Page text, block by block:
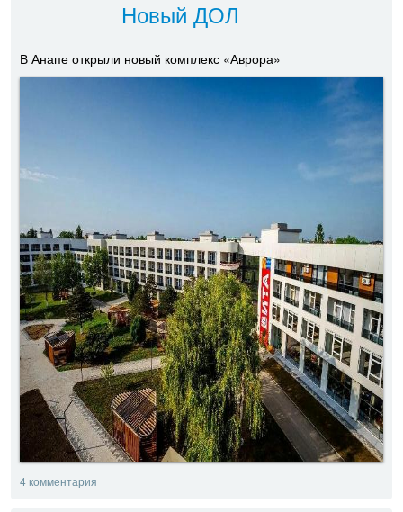
Новый ДОЛ
В Анапе открыли новый комплекс «Аврора»
4 комментария